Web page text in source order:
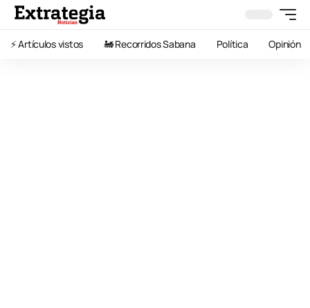
⚡️ Artículos vistos 🚂 Recorridos Sabana Política Opinión